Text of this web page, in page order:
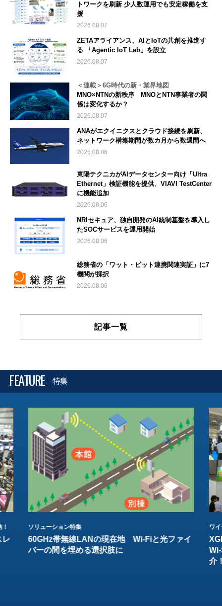
トワークを刷新 少人数運用でも安定稼働を支
援
2026.08.07
ZETAアライアンス、AIとIoTの共創を推進す
る 「Agentic IoT Lab」を設立
2026.08.07
＜連載＞6G時代の新・業界地図
MNO×NTNの新秩序 MNOとNTN事業者の関
係は変化するか？
2026.08.07
ANAがエクイニクスとクラウド接続を刷新、
ネットワーク構築期間が数カ月から数週間へ
2026.08.06
東陽テクニカがAIデータセンター向け「Ultra
Ethernet」検証機能を提供、VIAVI TestCenter
に機能追加
2026.08.06
NRIセキュア、独自開発のAI統制基盤を導入し
たSOCサービスを運用開始
2026.08.06
総務省の「ワット・ビット連携関連実証」に7
機関が採択
2026.08.06
記事一覧
FEATURE 特集
レ
ソリューション特集
60GHz帯無線LANの現在地 Wi-Fiと光ファイ
バーの間を埋める選択肢に
ワ
介